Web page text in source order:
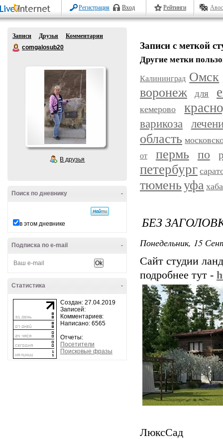
Регистрация Вход Рейтинги
Записи Друзья
Комментарии
comgalosub20
В друзья
-
Поиск по дневнику
в этом дневнике
-
Подписка по e-mail
-
Статистика
Создан: 27.04.2019
Записей:
Комментариев:
Написано: 6565
Отчеты:
Посетители
Поисковые фразы
Записи с меткой
Другие метки
Калининград Омск
воронеж для
кемерово
варикоза
область
от пермь по
петербург
тюменьуфа
БЕЗ
Понедельник, 15
Сайт студии
подробнее тут -
ЛюксСад